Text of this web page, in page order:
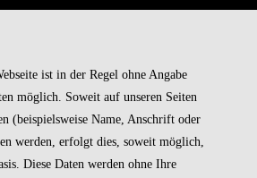
ist in der Regel ohne Angabe
möglich. Soweit auf unseren Seiten
(beispielsweise Name, Anschrift oder
werden, erfolgt dies, soweit möglich,
Diese Daten werden ohne Ihre